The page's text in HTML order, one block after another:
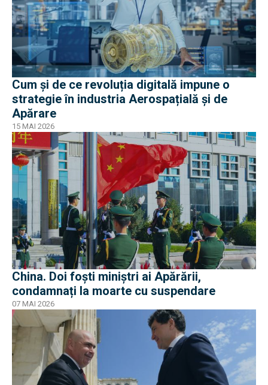
Cum și de ce revoluția digitală impune o
strategie în industria Aerospațială și de
Apărare
15 MAI 2026
China. Doi foști miniștri ai Apărării,
condamnați la moarte cu suspendare
07 MAI 2026